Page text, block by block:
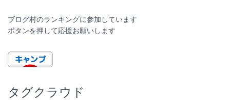
ブログ村のランキングに参加しています
ボタンを押して応援お願いします
タグクラウド